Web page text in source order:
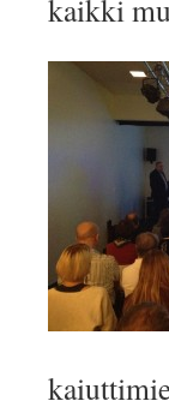
kaikki